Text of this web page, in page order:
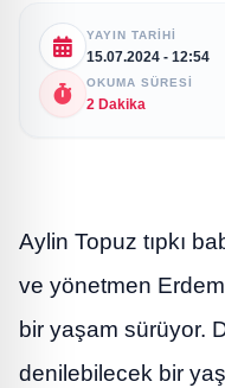
YAYIN TARIHI
15.07.2024 - 12:54
OKUMA SÜRESI
2 Dakika
Aylin Topuz tıpkı
ve yönetmen
bir yaşam sürüyor.
denilebilecek bir